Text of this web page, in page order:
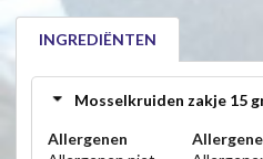
INGREDIËNTEN
Mosselkruiden zakje 15
Allergenen